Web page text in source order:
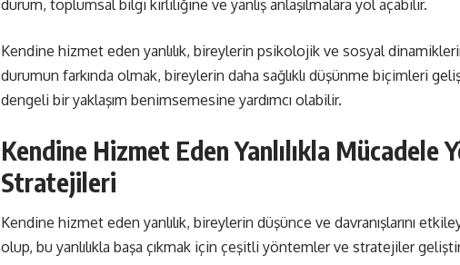
durum, toplumsal bilgi kirliliğine ve yanlış anlaşılmalara yol açabilir.
Kendine hizmet eden yanlılık, bireylerin psikolojik ve sosyal
durumun farkında olmak, bireylerin daha sağlıklı düşünme biçimleri
dengeli bir yaklaşım benimsemesine yardımcı olabilir.
Kendine Hizmet Eden Yanlılıkla Mücadele
Stratejileri
Kendine hizmet eden yanlılık, bireylerin düşünce ve davranışlarını
olup, bu yanlılıkla başa çıkmak için çeşitli yöntemler ve stratejiler